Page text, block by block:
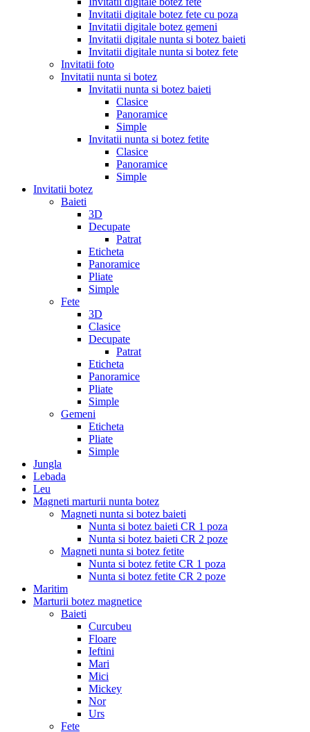
Invitatii digitale botez fete cu poza
Invitatii digitale botez gemeni
Invitatii digitale nunta si botez baieti
Invitatii digitale nunta si botez fete
Invitatii foto
Invitatii nunta si botez
Invitatii nunta si botez baieti
Clasice
Panoramice
Simple
Invitatii nunta si botez fetite
Clasice
Panoramice
Simple
Invitatii botez
Baieti
3D
Decupate
Patrat
Eticheta
Panoramice
Pliate
Simple
Fete
3D
Clasice
Decupate
Patrat
Eticheta
Panoramice
Pliate
Simple
Gemeni
Eticheta
Pliate
Simple
Jungla
Lebada
Leu
Magneti marturii nunta botez
Magneti nunta si botez baieti
Nunta si botez baieti CR 1 poza
Nunta si botez baieti CR 2 poze
Magneti nunta si botez fetite
Nunta si botez fetite CR 1 poza
Nunta si botez fetite CR 2 poze
Maritim
Marturii botez magnetice
Baieti
Curcubeu
Floare
Ieftini
Mari
Mici
Mickey
Nor
Urs
Fete